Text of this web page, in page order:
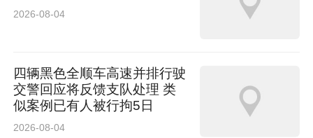
2026-08-04
四辆黑色全顺车高速并排行驶
交警回应将反馈支队处理 类
似案例已有人被行拘5日
2026-08-04